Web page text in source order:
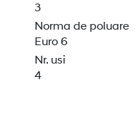
3
Norma de poluare
Euro 6
Nr. usi
4